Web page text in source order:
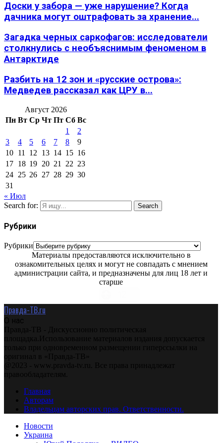
Доски у забора — уже нарушение? Когда
дачника могут оштрафовать за хранение...
Загадка черных саркофагов: исследователи
столкнулись с необъяснимым феноменом в
Антарктиде
Разбить на 12 зон и «русские острова»:
Медведев рассказал как ЦРУ в...
Август 2026
Пн Вт Ср Чт Пт Сб Вс
1
2
3
4 5 6 7 8
9
10 11 12 13 14 15 16
17 18 19 20 21 22 23
24 25 26 27 28 29 30
31
« Июл
Search for:
Search
Рубрики
Рубрики
Материалы предоставляются исключительно в
ознакомительных целях и могут не совпадать с мнением
администрации сайта, и предназначены для лиц 18 лет и
старше
Правда-ТВ.ru
О нас
Правда-ТВ - Дискуссионно политическая
площадка.Использование материалов издания допускается
только при одновременном размещении гиперссылки на
оригинал в «Правда-ТВ»
@2023 - www.pravda-tv.ru. Все права принадлежат
правообладателям.
Главная
Авторам
Владельцам авторских прав. Ответственности.
Новости
Украина